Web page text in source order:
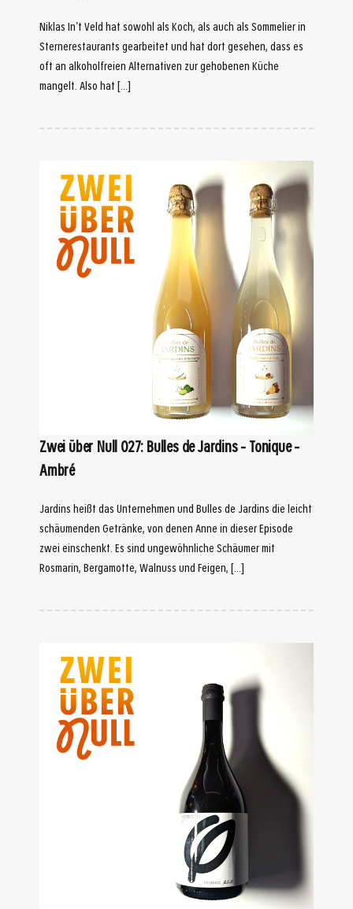
Niklas In’t Veld hat sowohl als Koch, als auch als Sommelier in
Sternerestaurants gearbeitet und hat dort gesehen, dass es
oft an alkoholfreien Alternativen zur gehobenen Küche
mangelt. Also hat […]
Zwei über Null 027: Bulles de Jardins – Tonique –
Ambré
Jardins heißt das Unternehmen und Bulles de Jardins die leicht
schäumenden Getränke, von denen Anne in dieser Episode
zwei einschenkt. Es sind ungewöhnliche Schäumer mit
Rosmarin, Bergamotte, Walnuss und Feigen, […]